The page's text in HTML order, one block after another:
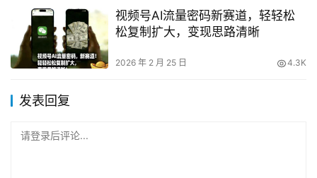
视频号AI流量密码新赛道，轻轻松
松复制扩大，变现思路清晰
2026 年 2 月 25 日 4.3K
发表回复
请登录后评论...